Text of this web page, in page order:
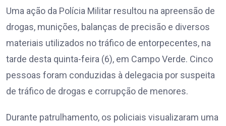
Uma ação da Polícia Militar resultou na apreensão de
drogas, munições, balanças de precisão e diversos
materiais utilizados no tráfico de entorpecentes, na
tarde desta quinta-feira (6), em Campo Verde. Cinco
pessoas foram conduzidas à delegacia por suspeita
de tráfico de drogas e corrupção de menores.
Durante patrulhamento, os policiais visualizaram uma